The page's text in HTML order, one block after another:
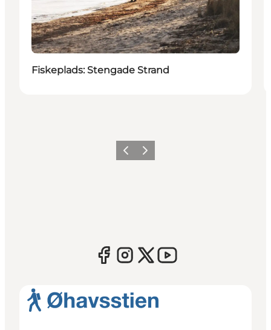
Fiskeplads: Stengade Strand
ForrigeNæste